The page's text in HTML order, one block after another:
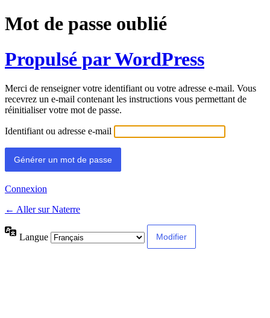
Mot de passe oublié
Propulsé par WordPress
Merci de renseigner votre identifiant ou votre adresse e-mail. Vous
recevrez un e-mail contenant les instructions vous permettant de
réinitialiser votre mot de passe.
Identifiant ou adresse e-mail
Connexion
← Aller sur Naterre
Langue